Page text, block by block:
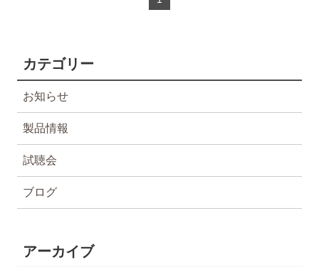
カテゴリー
お知らせ
製品情報
試聴会
ブログ
アーカイブ